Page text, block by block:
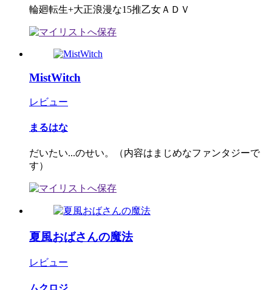
輪廻転生+大正浪漫な15推乙女ＡＤＶ
MistWitch
レビュー
まるはな
だいたい...のせい。（内容はまじめなファンタジーで
す）
夏風おばさんの魔法
レビュー
ムクロジ